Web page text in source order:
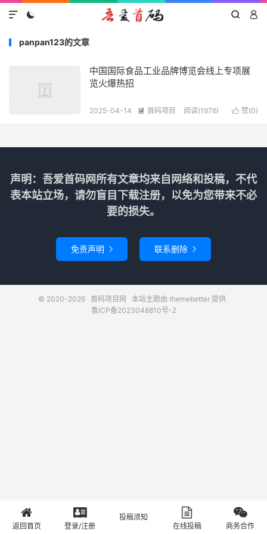
  

panpan123的文章
中国国际食品工业品牌博览会线上专项展
览火爆热招
 赞(0)
2025-04-14  首码项目 阅读(1976)
声明：吾爱首码网所有文章均来自网络和投稿，不代
表本站立场，请勿盲目下载注册，以免为您带来不必
要的损失。
免责声明  联系删除 
© 2020-2026 首码项目网 本站主题由 themebetter提供
鲁ICP备2023048810号-2
首页 登录 投稿 关于
返回首页 登录/注册
投稿须知
在线投稿
商务合作